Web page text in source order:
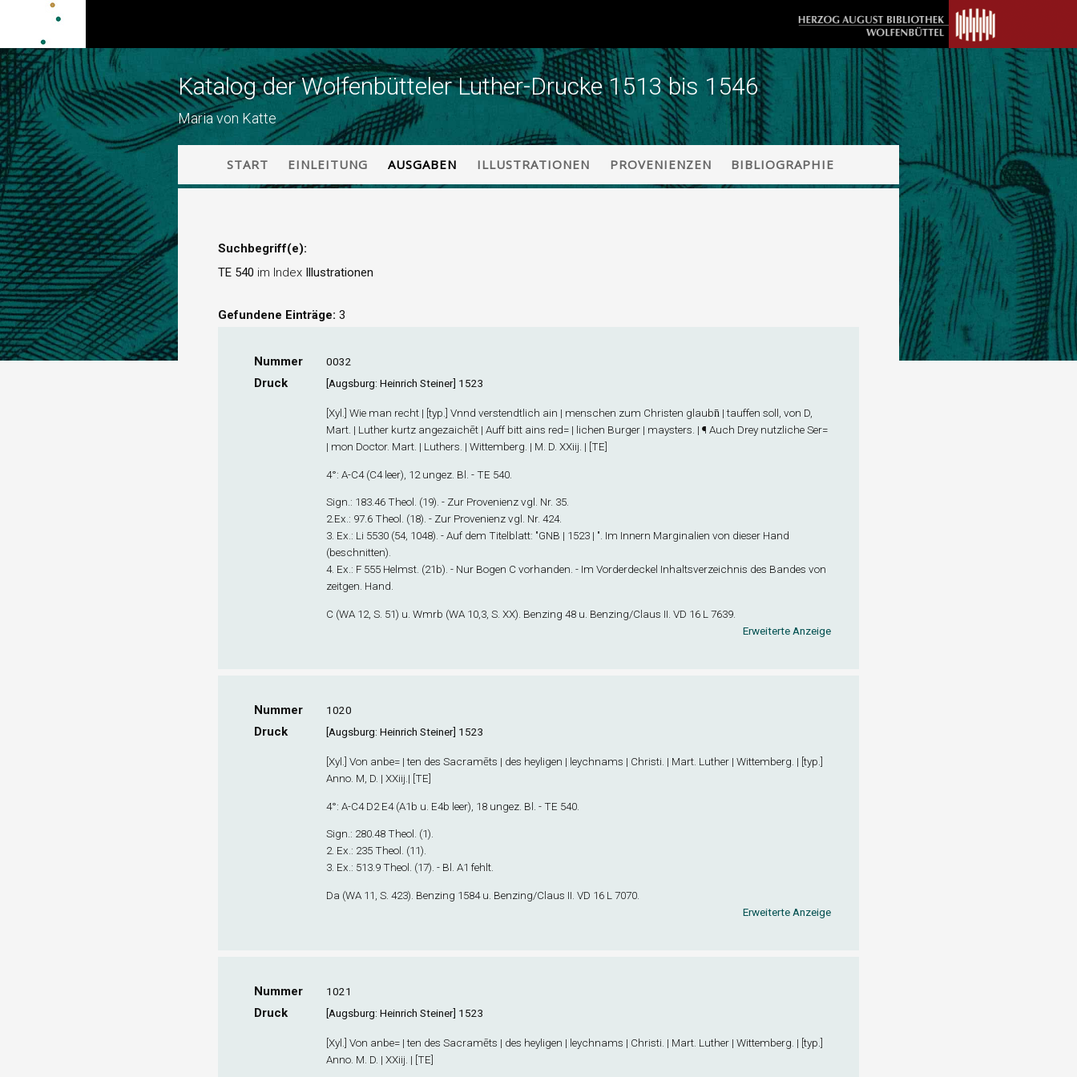
Katalog der Wolfenbütteler Luther-Drucke 1513 bis 1546
Maria von Katte
START EINLEITUNG AUSGABEN ILLUSTRATIONEN PROVENIENZEN BIBLIOGRAPHIE
Suchbegriff(e):
TE 540 im Index Illustrationen
Gefundene Einträge: 3
Nummer 0032
Druck [Augsburg: Heinrich Steiner] 1523
[Xyl.] Wie man recht | [typ.] Vnnd verstendtlich ain | menschen zum Christen glaubn̄ | tauffen soll, von D,
Mart. | Luther kurtz angezaichēt | Auff bitt ains red= | lichen Burger | maysters. | ¶ Auch Drey nutzliche Ser=
| mon Doctor. Mart. | Luthers. | Wittemberg. | M. D. XXiij. | [TE]
4°: A-C4(C4 leer), 12 ungez. Bl. - TE 540.
Sign. : 183.46 Theol. (19). - Zur Provenienz vgl. Nr. 35.
2.Ex. : 97.6 Theol. (18). - Zur Provenienz vgl. Nr. 424.
3. Ex. : Li 5530 (54, 1048). - Auf dem Titelblatt: "GNB | 1523 | ". Im Innern Marginalien von dieser Hand
(beschnitten).
4. Ex. : F 555 Helmst. (21b). - Nur Bogen C vorhanden. - Im Vorderdeckel Inhaltsverzeichnis des Bandes von
zeitgen. Hand.
C (WA 12, S. 51) u. Wmrb (WA 10,3, S. XX). Benzing 48 u. Benzing/Claus II. VD 16 L 7639.
Erweiterte Anzeige
Nummer 1020
Druck [Augsburg: Heinrich Steiner] 1523
[Xyl.] Von anbe= | ten des Sacramēts | des heyligen | leychnams | Christi. | Mart. Luther | Wittemberg. | [typ.]
Anno. M, D. | XXiij.| [TE]
4°: A-C4D2 E4(A1b u. E4b leer), 18 ungez. Bl. - TE 540.
Sign .: 280.48 Theol. (1).
2. Ex. : 235 Theol. (11).
3. Ex. : 513.9 Theol. (17). - Bl. A1 fehlt.
Da (WA 11, S. 423). Benzing 1584 u. Benzing/Claus II. VD 16 L 7070.
Erweiterte Anzeige
Nummer 1021
Druck [Augsburg: Heinrich Steiner] 1523
[Xyl.] Von anbe= | ten des Sacramēts | des heyligen | leychnams | Christi. | Mart. Luther | Wittemberg. | [typ.]
Anno. M. D. | XXiij. | [TE]